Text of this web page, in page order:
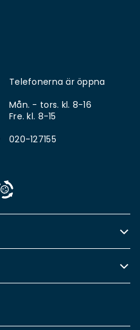
Telefonerna är öppna
Mån. - tors. kl. 8-16
Fre. kl. 8-15
020-127155